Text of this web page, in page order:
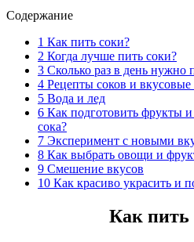
Содержание
1 Как пить соки?
2 Когда лучше пить соки?
3 Сколько раз в день нужно
4 Рецепты соков и вкусовые
5 Вода и лед
6 Как подготовить фрукты
сока?
7 Эксперимент с новыми
8 Как выбрать овощи и
9 Смешение вкусов
10 Как красиво украсить и
Как пить